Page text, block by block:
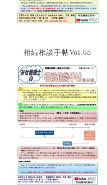
相続相談手帖Vol.68